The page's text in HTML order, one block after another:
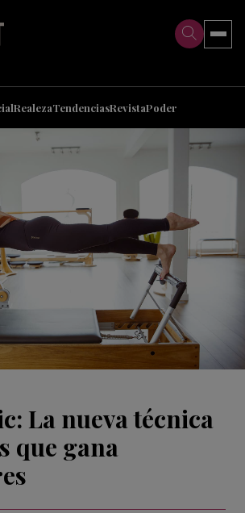
RealezaTendenciasRevistaPoder
La nueva técnica
que gana